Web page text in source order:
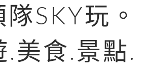
SKY玩。
.美食.景點.